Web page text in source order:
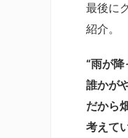
最後に
紹介。
“雨が
誰かが
だから
考えて